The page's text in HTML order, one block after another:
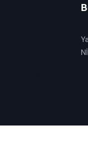
Aydın